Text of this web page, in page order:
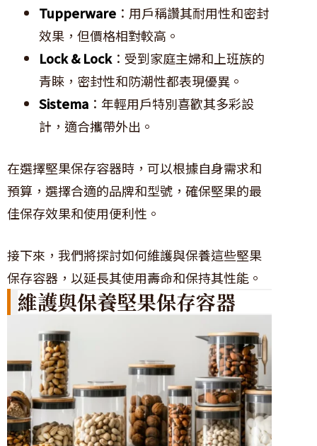
Tupperware ：用戶稱讚其耐用性和密封
效果，但價格相對較高。
Lock & Lock：受到家庭主婦和上班族的
青睞，密封性和防潮性都表現優異。
Sistema ：年輕用戶特別喜歡其多彩設
計，適合攜帶外出。
在選擇堅果保存容器時，可以根據自身需求和
預算，選擇合適的品牌和型號，確保堅果的最
佳保存效果和使用便利性。
接下來，我們將探討如何維護與保養這些堅果
保存容器，以延長其使用壽命和保持其性能。
維護與保養堅果保存容器